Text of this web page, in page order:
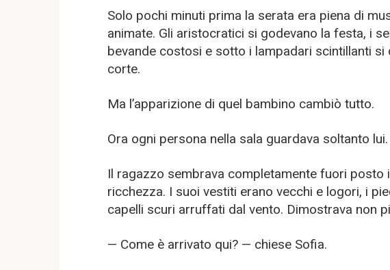
Solo pochi minuti prima la serata era piena di
animate. Gli aristocratici si godevano la festa, i
bevande costosi e sotto i lampadari scintillanti si
corte.
Ma l’apparizione di quel bambino cambiò tutto.
Ora ogni persona nella sala guardava soltanto lui.
Il ragazzo sembrava completamente fuori posto
ricchezza. I suoi vestiti erano vecchi e logori, i
capelli scuri arruffati dal vento. Dimostrava non
— Come è arrivato qui? — chiese Sofia.